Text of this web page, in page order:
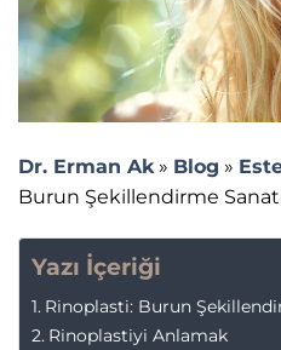
Dr. Erman Ak» Blog »
Burun Şekillendirme
Yazı İçeriği
Rinoplasti: Burun
Rinoplastiyi Anlamak